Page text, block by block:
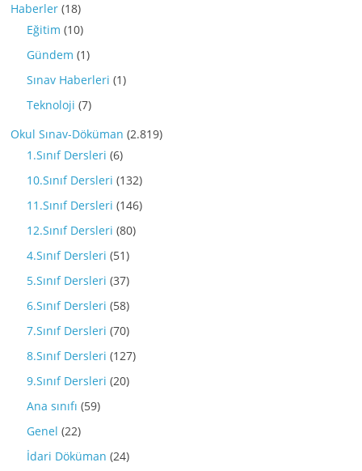
Haberler (18)
Eğitim (10)
Gündem (1)
Sınav Haberleri (1)
Teknoloji (7)
Okul Sınav-Döküman (2.819)
1.Sınıf Dersleri (6)
10.Sınıf Dersleri (132)
11.Sınıf Dersleri (146)
12.Sınıf Dersleri (80)
4.Sınıf Dersleri (51)
5.Sınıf Dersleri (37)
6.Sınıf Dersleri (58)
7.Sınıf Dersleri (70)
8.Sınıf Dersleri (127)
9.Sınıf Dersleri (20)
Ana sınıfı (59)
Genel (22)
İdari Döküman (24)